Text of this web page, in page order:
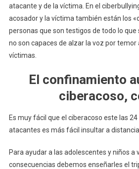
atacante y de la víctima. En el
acosador y la víctima también están los
personas que son testigos de todo lo que
no son capaces de alzar la voz por temor
víctimas.
El confinamiento
ciberacoso,
Es muy fácil que el ciberacoso este las
atacantes es más fácil insultar a
Para ayudar a las adolescentes y niños a
consecuencias debemos enseñarles el